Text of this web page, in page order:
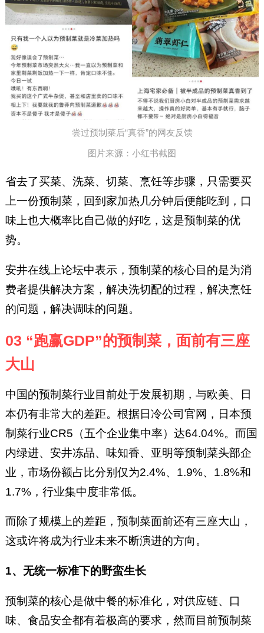
尝过预制菜后“真香”的网友反馈
图片来源：小红书截图
省去了买菜、洗菜、切菜、烹饪等步骤，只需要买
上一份预制菜，回到家加热几分钟后便能吃到，口
味上也大概率比自己做的好吃，这是预制菜的优
势。
安井在线上论坛中表示，预制菜的核心目的是为消
费者提供解决方案，解决洗切配的过程，解决烹饪
的问题，解决调味的问题。
03 “跑赢GDP”的预制菜，面前有三座
大山
中国的预制菜行业目前处于发展初期，与欧美、日
本仍有非常大的差距。根据日冷公司官网，日本预
制菜行业CR5（五个企业集中率）达64.04%。而国
内绿进、安井冻品、味知香、亚明等预制菜头部企
业，市场份额占比分别仅为2.4%、1.9%、1.8%和
1.7%，行业集中度非常低。
而除了规模上的差距，预制菜面前还有三座大山，
这或许将成为行业未来不断演进的方向。
1、无统一标准下的野蛮生长
预制菜的核心是做中餐的标准化，对供应链、口
味、食品安全都有着极高的要求，然而目前预制菜